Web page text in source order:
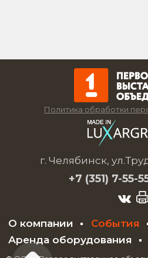
Политика обработки
г. Челябинск,
+7 (351) 7-55-
О компании События
Аренда оборудования